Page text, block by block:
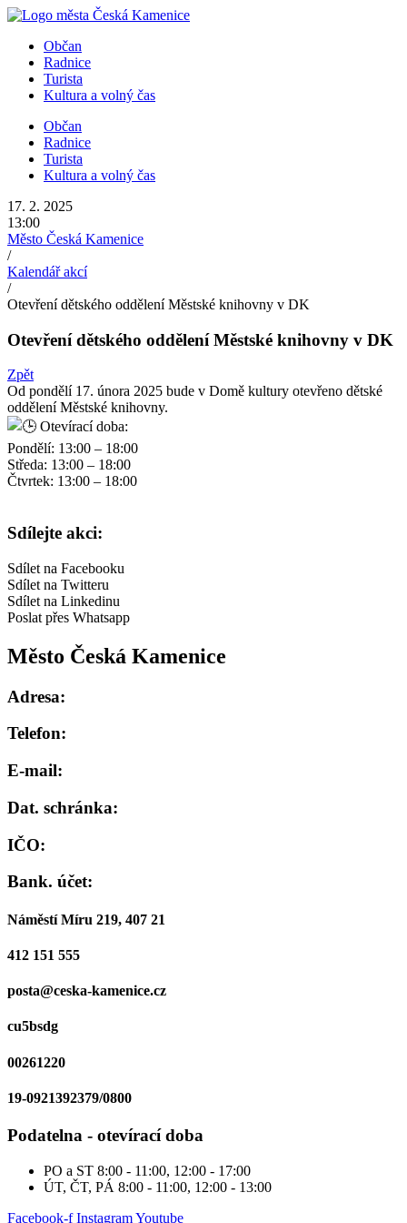
Přejít
obsahuObčan
Radnice
Turista
Kultura a volný čas
Občan
Radnice
Turista
Kultura a volný čas
17. 2. 2025
13:00
Město Česká Kamenice
/
Kalendář akcí
/
Otevření dětského oddělení Městské knihovny v DK
Otevření dětského oddělení Městské knihovny v DK
Zpět
Od pondělí 17. února 2025 bude v Domě kultury otevřeno dětské
oddělení Městské knihovny.
Otevírací doba:
Pondělí: 13:00 – 18:00
Středa: 13:00 – 18:00
Čtvrtek: 13:00 – 18:00
Sdílejte akci:
Sdílet na Facebooku
Sdílet na Twitteru
Sdílet na Linkedinu
Poslat přes Whatsapp
Město Česká Kamenice
Adresa:
Telefon:
E-mail:
Dat. schránka:
IČO:
Bank. účet:
Náměstí Míru 219, 407 21
412 151 555
posta@ceska-kamenice.cz
cu5bsdg
00261220
19-0921392379/0800
Podatelna - otevírací doba
PO a ST 8:00 - 11:00, 12:00 - 17:00
ÚT, ČT, PÁ 8:00 - 11:00, 12:00 - 13:00
Facebook-f InstagramYoutube